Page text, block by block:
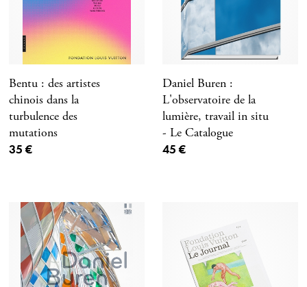
Bentu : des artistes
chinois dans la
turbulence des
mutations
Prix ​​actuel
35 €
Daniel Buren :
L'observatoire de la
lumière, travail in situ
- Le Catalogue
Prix ​​actuel
45 €